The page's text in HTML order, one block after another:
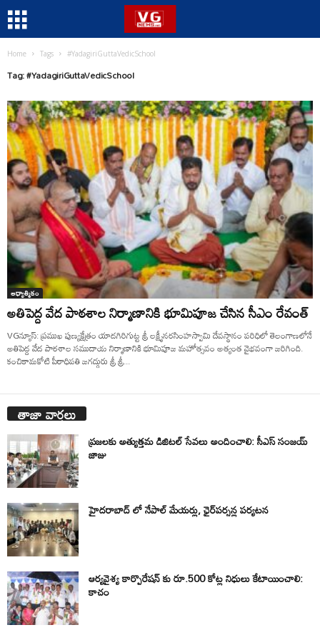
Home Tags #YadagiriGuttaVedicSchool
Tag: #YadagiriGuttaVedicSchool
ఆధ్యాత్మికం
అతిపెద్ద వేద పాఠశాల నిర్మాణానికి భూమిపూజ చేసిన సీఎం రేవంత్
VGన్యూస్: ప్రముఖ పుణ్యక్షేత్రం యాదగిరిగుట్ట శ్రీ లక్ష్మీనరసింహస్వామి దేవస్థానం పరిధిలో తెలంగాణలోనే
అతిపెద్ద వేద పాఠశాల సముదాయ నిర్మాణానికి భూమిపూజ మహోత్సవం అత్యంత వైభవంగా జరిగింది.
కంచికామకోటి పీఠాధిపతి జగద్గురు శ్రీ శ్రీ...
తాజా వార్తలు
ప్రజలకు అత్యుత్తమ డిజిటల్ సేవలు అందించాలి: సీఎస్ సంజయ్
జాజు
హైదరాబాద్ లో నేపాల్ మేయర్లు, ఛైర్‌పర్సన్ల పర్యటన
ఆర్యవైశ్య కార్పొరేషన్ కు రూ.500 కోట్ల నిధులు కేటాయించాలి:
కాచం